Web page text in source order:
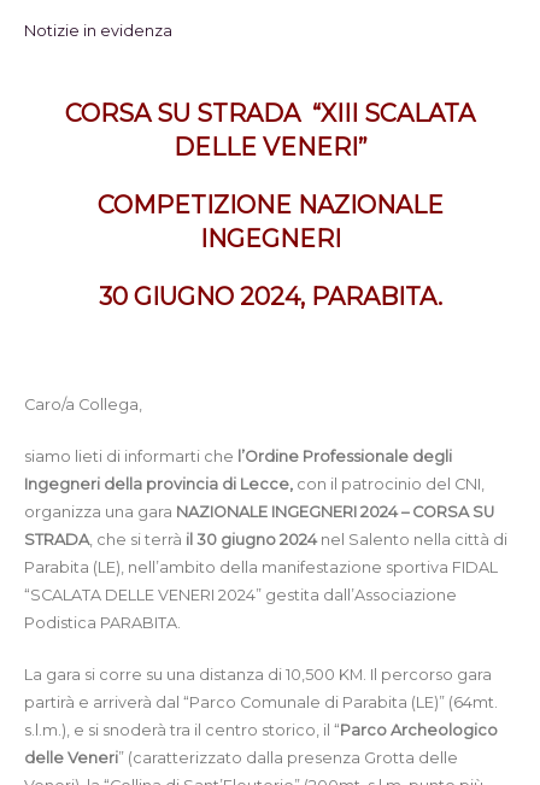
Notizie in evidenza
CORSA SU STRADA “XIII SCALATA
DELLE VENERI”
COMPETIZIONE NAZIONALE
INGEGNERI
30 GIUGNO 2024, PARABITA.
Caro/a Collega,
siamo lieti di informarti che l’Ordine Professionale degli
Ingegneri della provincia di Lecce, con il patrocinio del CNI,
organizza una gara NAZIONALE INGEGNERI 2024 – CORSA SU
STRADA , che si terrà il 30 giugno 2024 nel Salento nella città di
Parabita (LE), nell’ambito della manifestazione sportiva FIDAL
“SCALATA DELLE VENERI 2024” gestita dall’Associazione
Podistica PARABITA.
La gara si corre su una distanza di 10,500 KM. Il percorso gara
partirà e arriverà dal “Parco Comunale di Parabita (LE)” (64mt.
s.l.m.), e si snoderà tra il centro storico, il “Parco Archeologico
delle Veneri” (caratterizzato dalla presenza Grotta delle